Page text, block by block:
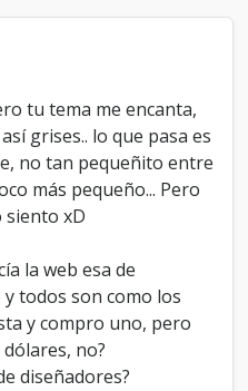
tu tema me encanta,
grises.. lo que pasa es
no tan pequeñito entre
más pequeño... Pero
siento xD
la web esa de
todos son como los
y compro uno, pero
no?
diseñadores?